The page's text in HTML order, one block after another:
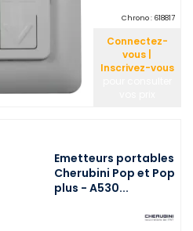
Chrono : 618817
Connectez-
vous |
Inscrivez-vous
Emetteurs portables
Cherubini Pop et Pop
plus - A530...